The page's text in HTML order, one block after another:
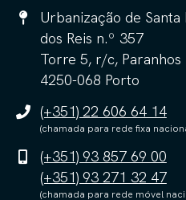
Urbanização de Santa
dos Reis n.º 357
Torre 5, r/c, Paranhos
4250-068 Porto
(+351) 22 606 64 14
(chamada para rede fixa
(+351) 93 857 69 00
(+351) 93 271 32 47
(chamada para rede móvel